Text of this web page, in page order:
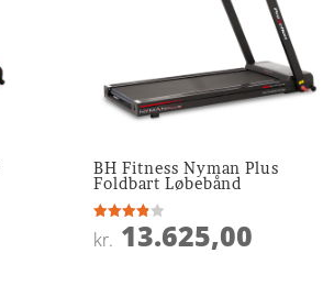
BH Fitness Nyman Plus
Foldbart Løbebånd
Vurderet
3.9
kr. 13.625,00